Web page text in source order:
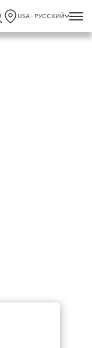
USA - РУССКИЙ